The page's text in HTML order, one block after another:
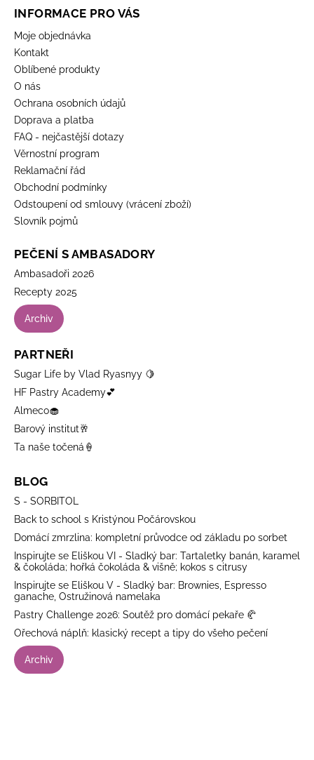
INFORMACE PRO VÁS
Moje objednávka
Kontakt
Oblíbené produkty
O nás
Ochrana osobních údajů
Doprava a platba
FAQ - nejčastější dotazy
Věrnostní program
Reklamační řád
Obchodní podmínky
Odstoupení od smlouvy (vrácení zboží)
Slovník pojmů
PEČENÍ S AMBASADORY
Ambasadoři 2026
Recepty 2025
Archiv
PARTNEŘI
Sugar Life by Vlad Ryasnyy 🍋
HF Pastry Academy💕
Almeco🧁
Barový institut🥂
Ta naše točená🍦
BLOG
S - SORBITOL
Back to school s Kristýnou Počárovskou
Domácí zmrzlina: kompletní průvodce od základu po sorbet
Inspirujte se Eliškou VI - Sladký bar: Tartaletky banán, karamel
& čokoláda; hořká čokoláda & višně; kokos s citrusy
Inspirujte se Eliškou V - Sladký bar: Brownies, Espresso
ganache, Ostružinová namelaka
Pastry Challenge 2026: Soutěž pro domácí pekaře 🥐
Ořechová náplň: klasický recept a tipy do všeho pečení
Archiv